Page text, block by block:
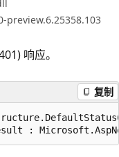
preview.6.25358.103
响应。
复制
: